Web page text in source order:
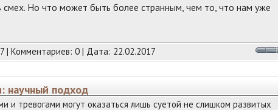
Но что может быть более странным, чем то, что нам уже
| Комментариев: 0 | Дата: 22.02.2017
научный подход
и тревогами могут оказаться лишь суетой не слишком развитых